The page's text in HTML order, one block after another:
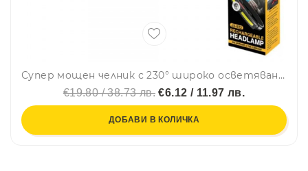
Супер мощен челник с 230° широко осветяване, 100 м прожектор, 350 lm мощност, Type-C зареждане, авариен режим - JS-922
€19.80 / 38.73 лв. €6.12 / 11.97 лв.
ДОБАВИ В КОЛИЧКА